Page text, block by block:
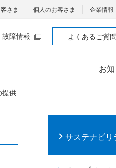
お
さま 個人のお客さま 企業情報
故障情報 よくあるご質問
提供
サステナビリ